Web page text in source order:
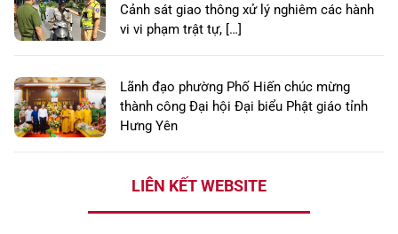
Cảnh sát giao thông xử lý nghiêm các hành
vi vi phạm trật tự, […]
Lãnh đạo phường Phố Hiến chúc mừng
thành công Đại hội Đại biểu Phật giáo tỉnh
Hưng Yên
LIÊN KẾT WEBSITE